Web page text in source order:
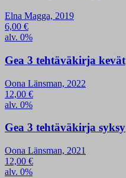
Elna Magga, 2019
6,00 €
alv. 0%
Gea 3 tehtäväkirja kevät
Oona Länsman, 2022
12,00 €
alv. 0%
Gea 3 tehtäväkirja syksy
Oona Länsman, 2021
12,00 €
alv. 0%